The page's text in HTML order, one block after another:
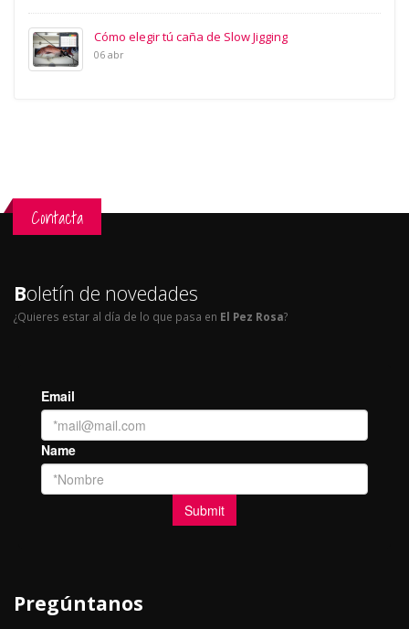
Cómo elegir tú caña de Slow Jigging
06 abr
Contacta
Boletín de novedades
¿Quieres estar al día de lo que pasa en El Pez Rosa?
Pregúntanos